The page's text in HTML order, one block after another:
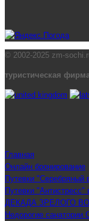
© 2002-2025 zm-
туристическая
Главная
Онлайн бронирование
Путевки "Серебряный
Путевки "Антистресс"
ДЕКАДА ЗРЕЛОГО
Недорогие санатории